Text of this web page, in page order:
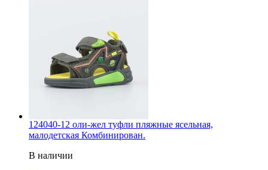
124040-12 оли-жел туфли пляжные ясельная,
малодетская Комбинирован.
В наличии